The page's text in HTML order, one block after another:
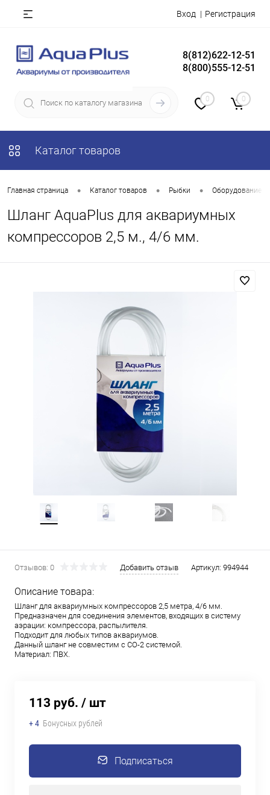
Вход Регистрация
8(812)622-12-51
8(800)555-12-51
0 0
Каталог товаров
Главная страница • Каталог товаров • Рыбки • Оборудование
Шланг AquaPlus для аквариумных
компрессоров 2,5 м., 4/6 мм.
Отзывов: 0 Добавить отзыв Артикул: 994944
Описание товара:
Шланг для аквариумных компрессоров 2,5 метра, 4/6 мм.
Предназначен для соединения элементов, входящих в систему
аэрации: компрессора, распылителя.
Подходит для любых типов аквариумов.
Данный шланг не совместим с СО-2 системой.
Материал: ПВХ.
113 руб. / шт
+ 4 Бонусных рублей
Подписаться